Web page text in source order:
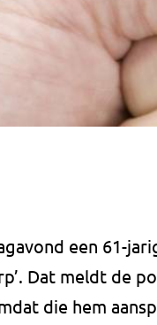
een 61-
Dat meldt de
die hem